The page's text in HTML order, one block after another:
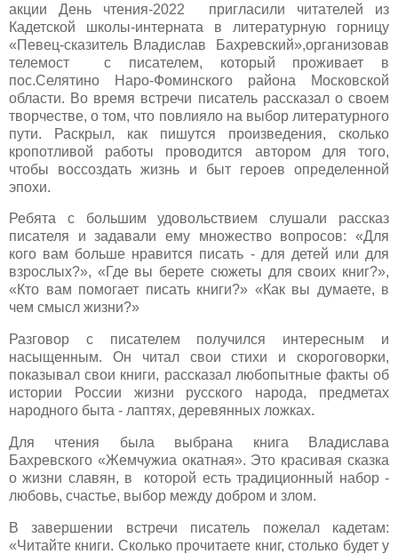
акции День чтения-2022 пригласили читателей из
Кадетской школы-интерната в литературную горницу
«Певец-сказитель Владислав Бахревский»,организовав
телемост с писателем, который проживает в
пос.Селятино Наро-Фоминского района Московской
области. Во время встречи писатель рассказал о своем
творчестве, о том, что повлияло на выбор литературного
пути. Раскрыл, как пишутся произведения, сколько
кропотливой работы проводится автором для того,
чтобы воссоздать жизнь и быт героев определенной
эпохи.
Ребята с большим удовольствием слушали рассказ
писателя и задавали ему множество вопросов: «Для
кого вам больше нравится писать - для детей или для
взрослых?», «Где вы берете сюжеты для своих книг?»,
«Кто вам помогает писать книги?» «Как вы думаете, в
чем смысл жизни?»
Разговор с писателем получился интересным и
насыщенным. Он читал свои стихи и скороговорки,
показывал свои книги, рассказал любопытные факты об
истории России жизни русского народа, предметах
народного быта - лаптях, деревянных ложках.
Для чтения была выбрана книга Владислава
Бахревского «Жемчужиа окатная». Это красивая сказка
о жизни славян, в которой есть традиционный набор -
любовь, счастье, выбор между добром и злом.
В завершении встречи писатель пожелал кадетам:
«Читайте книги. Сколько прочитаете книг, столько будет у